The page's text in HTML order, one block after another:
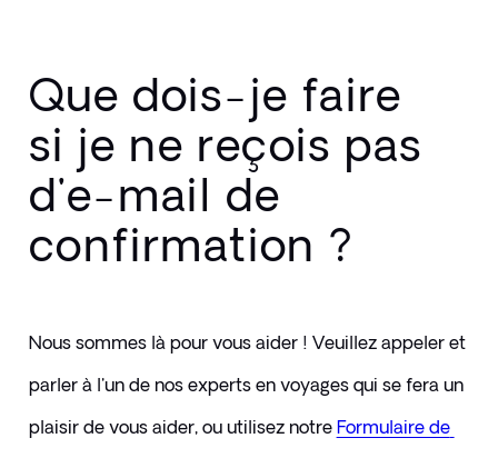
Que dois-je faire
si je ne reçois pas
d'e-mail de
confirmation ?
Nous sommes là pour vous aider ! Veuillez appeler et
parler à l'un de nos experts en voyages qui se fera un
plaisir de vous aider, ou utilisez notre Formulaire de